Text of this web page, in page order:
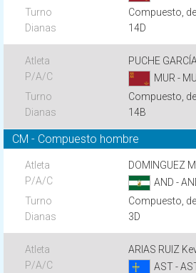
Compuesto,
14D
PUCHE
MUR -
Compuesto,
14B
CM - Compuesto hombre
DOMINGUEZ
AND -
Compuesto,
3D
ARIAS RUIZ
AST -